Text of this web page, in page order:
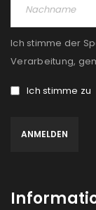
Ich stimme der
Verarbeitung,
Ich stimme zu